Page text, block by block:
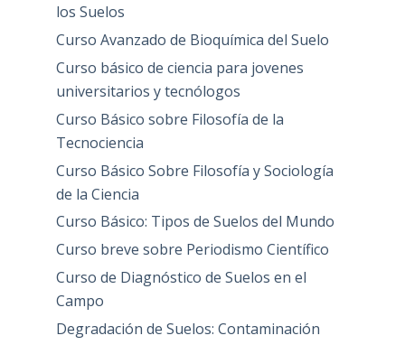
los Suelos
Curso Avanzado de Bioquímica del Suelo
Curso básico de ciencia para jovenes
universitarios y tecnólogos
Curso Básico sobre Filosofía de la
Tecnociencia
Curso Básico Sobre Filosofía y Sociología
de la Ciencia
Curso Básico: Tipos de Suelos del Mundo
Curso breve sobre Periodismo Científico
Curso de Diagnóstico de Suelos en el
Campo
Degradación de Suelos: Contaminación